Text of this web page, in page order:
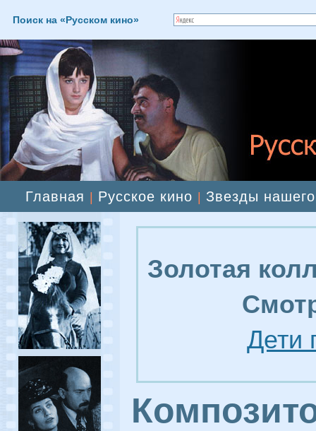
Поиск на «Русском кино»
Главная Русское кино Звезды
Золотая
Дети